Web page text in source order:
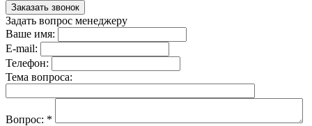
Задать вопрос менеджеру
Ваше имя:
E-mail:
Телефон:
Тема вопроса:
Вопрос: *